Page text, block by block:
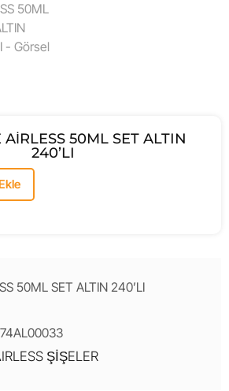
AİRLESS 50ML SET ALTIN
240’LI
50ML SET ALTIN 240’LI
ŞİŞELER